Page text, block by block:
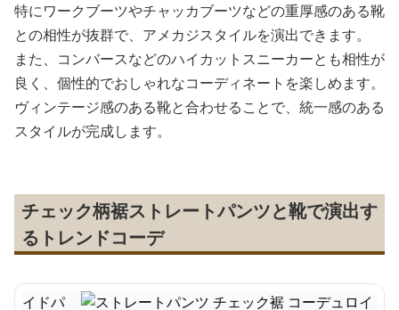
特にワークブーツやチャッカブーツなどの重厚感のある靴
との相性が抜群で、アメカジスタイルを演出できます。
また、コンバースなどのハイカットスニーカーとも相性が
良く、個性的でおしゃれなコーディネートを楽しめます。
ヴィンテージ感のある靴と合わせることで、統一感のある
スタイルが完成します。
チェック柄裾ストレートパンツと靴で演出す
るトレンドコーデ